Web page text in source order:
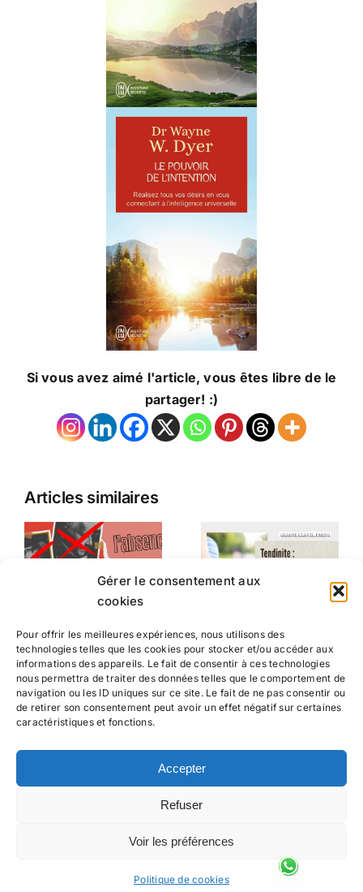
Gérer le consentement aux
cookies
Pour offrir les meilleures expériences, nous utilisons des
technologies telles que les cookies pour stocker et/ou accéder aux
informations des appareils. Le fait de consentir à ces technologies
nous permettra de traiter des données telles que le comportement de
navigation ou les ID uniques sur ce site. Le fait de ne pas consentir ou
de retirer son consentement peut avoir un effet négatif sur certaines
caractéristiques et fonctions.
Accepter
Refuser
Voir les préférences
Politique de cookies
Si vous avez aimé l'article, vous êtes libre de le
partager! :)
Articles similaires
Suivez-moi